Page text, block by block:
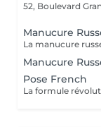
52, Boulevard
Manucure
Manucure
Pose French